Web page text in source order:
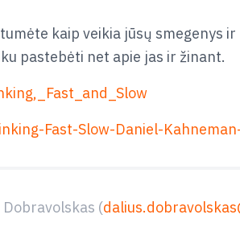
kaip veikia jūsų smegenys
pastebėti net apie jas ir žinant.
Fast-Slow-Daniel-
Dobravolskas (